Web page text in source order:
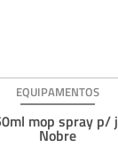
EQUIPAMENTOS
mop spray p/
Nobre